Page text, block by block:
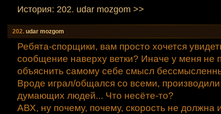
История: 202. udar mozgom >>
202. udar mozgom
Ребята-спорщики, вам просто хочется
сообщение наверху ветки? Иначе у меня не
объяснить самому себе смысл
Вроде играл/общался со всеми,
думающих людей... Что несёте-то?
АВХ, ну почему, почему, скорость не должна